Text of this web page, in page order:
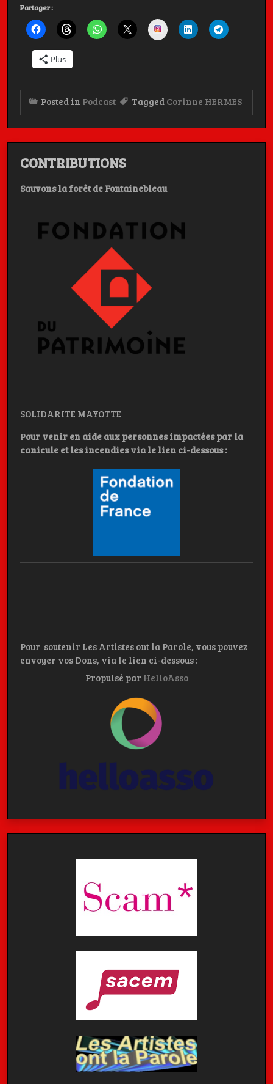
Partager :
Instagram
Plus
Posted in Podcast Tagged Corinne HERMES
CONTRIBUTIONS
Sauvons la forêt de Fontainebleau
SOLIDARITE MAYOTTE
Pour venir en aide aux personnes impactées par la
canicule et les incendies via le lien ci-dessous :
Pour soutenir Les Artistes ont la Parole, vous pouvez
envoyer vos Dons, via le lien ci-dessous :
Propulsé par HelloAsso